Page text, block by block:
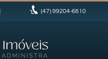
(47) 99204-6810